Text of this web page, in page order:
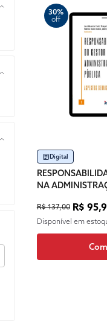
30%
off
Digital
NA
R$ 137,00 R$
Disponível em